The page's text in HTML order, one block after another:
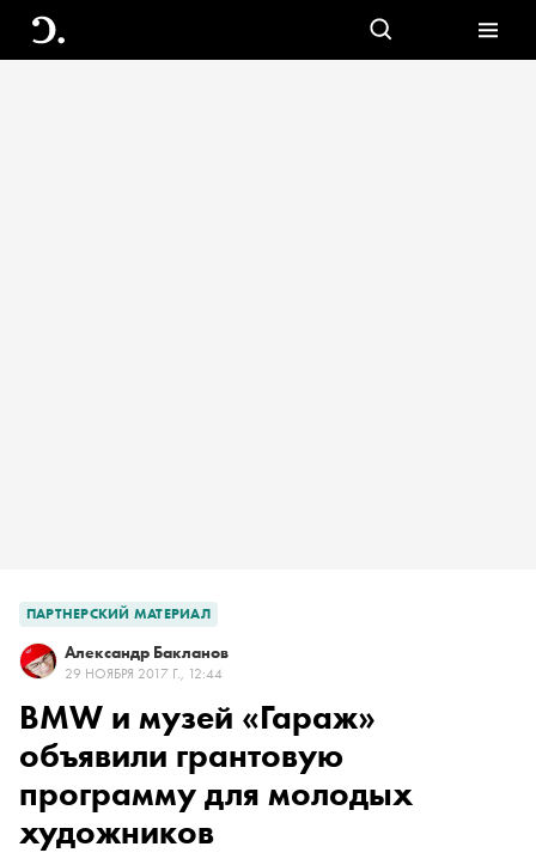
ПАРТНЕРСКИЙ МАТЕРИАЛ
Александр Бакланов
29 НОЯБРЯ 2017 Г., 12:44
BMW и музей «Гараж»
объявили грантовую
программу для молодых
художников